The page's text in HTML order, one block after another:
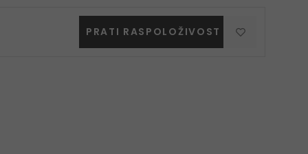
PRATI RASPOLOŽIVOST